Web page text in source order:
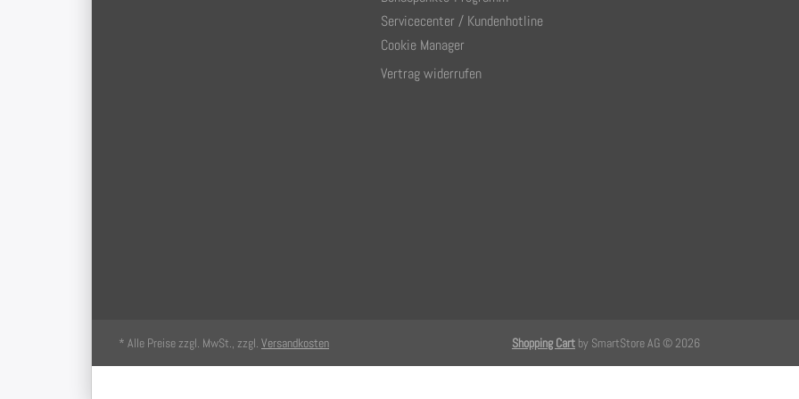
Servicecenter / Kundenhotline
Cookie Manager
Vertrag widerrufen
* Alle Preise zzgl. MwSt., zzgl. Versandkosten Shopping Cart by SmartStore AG © 2026